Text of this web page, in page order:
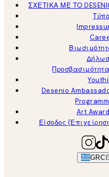
ΣΧΕΤΙΚΑ ΜΕ ΤΟ
Desenio
Art
Είσοδος
GRC